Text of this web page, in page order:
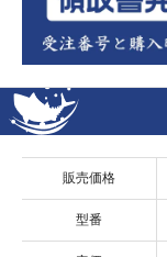
販売価格
型番